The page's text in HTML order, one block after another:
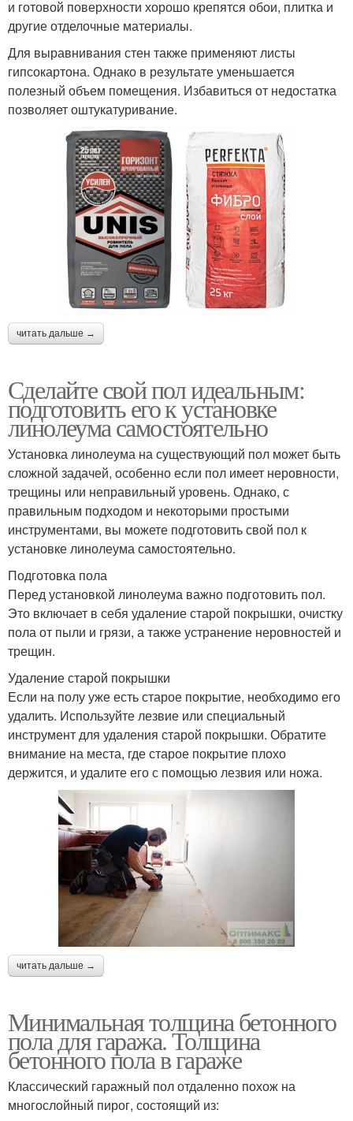
и готовой поверхности хорошо крепятся обои, плитка и
другие отделочные материалы.
Для выравнивания стен также применяют листы
гипсокартона. Однако в результате уменьшается
полезный объем помещения. Избавиться от недостатка
позволяет оштукатуривание.
читать дальше →
Сделайте свой пол идеальным:
подготовить его к установке
линолеума самостоятельно
Установка линолеума на существующий пол может быть
сложной задачей, особенно если пол имеет неровности,
трещины или неправильный уровень. Однако, с
правильным подходом и некоторыми простыми
инструментами, вы можете подготовить свой пол к
установке линолеума самостоятельно.
Подготовка пола
Перед установкой линолеума важно подготовить пол.
Это включает в себя удаление старой покрышки, очистку
пола от пыли и грязи, а также устранение неровностей и
трещин.
Удаление старой покрышки
Если на полу уже есть старое покрытие, необходимо его
удалить. Используйте лезвие или специальный
инструмент для удаления старой покрышки. Обратите
внимание на места, где старое покрытие плохо
держится, и удалите его с помощью лезвия или ножа.
читать дальше →
Минимальная толщина бетонного
пола для гаража. Толщина
бетонного пола в гараже
Классический гаражный пол отдаленно похож на
многослойный пирог, состоящий из: